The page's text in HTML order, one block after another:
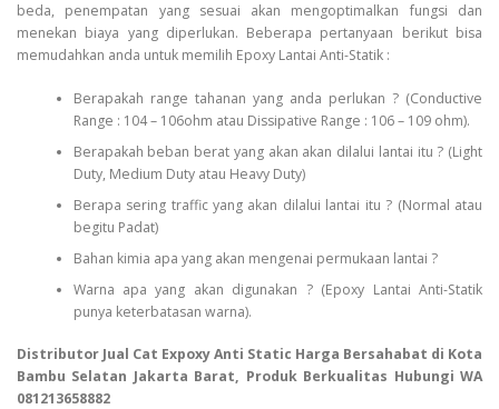
beda, penempatan yang sesuai akan mengoptimalkan fungsi dan
menekan biaya yang diperlukan. Beberapa pertanyaan berikut bisa
memudahkan anda untuk memilih Epoxy Lantai Anti-Statik :
Berapakah range tahanan yang anda perlukan ? (Conductive
Range : 104 – 106ohm atau Dissipative Range : 106 – 109 ohm).
Berapakah beban berat yang akan akan dilalui lantai itu ? (Light
Duty, Medium Duty atau Heavy Duty)
Berapa sering traffic yang akan dilalui lantai itu ? (Normal atau
begitu Padat)
Bahan kimia apa yang akan mengenai permukaan lantai ?
Warna apa yang akan digunakan ? (Epoxy Lantai Anti-Statik
punya keterbatasan warna).
Distributor Jual Cat Expoxy Anti Static Harga Bersahabat di Kota
Bambu Selatan Jakarta Barat, Produk Berkualitas Hubungi WA
081213658882